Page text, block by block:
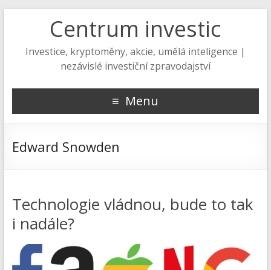
Centrum investic
Investice, kryptoměny, akcie, umělá inteligence |
nezávislé investiční zpravodajství
Menu
Edward Snowden
Technologie vládnou, bude to tak
i nadále?